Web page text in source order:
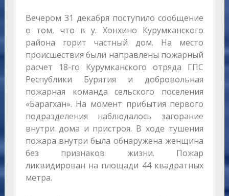
Вечером 31 декабря поступило сообщение
о том, что в у. Хонхино Курумканского
района горит частный дом. На место
происшествия были направлены пожарный
расчет 18-го Курумканского отряда ГПС
Республики Бурятия и добровольная
пожарная команда сельского поселения
«Барагхан». На момент прибытия первого
подразделения наблюдалось загорание
внутри дома и пристроя. В ходе тушения
пожара внутри была обнаружена женщина
без признаков жизни. Пожар
ликвидирован на площади 44 квадратных
метра.